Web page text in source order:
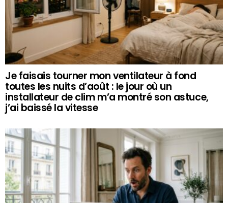
Je faisais tourner mon ventilateur à fond
toutes les nuits d’août : le jour où un
installateur de clim m’a montré son astuce,
j’ai baissé la vitesse